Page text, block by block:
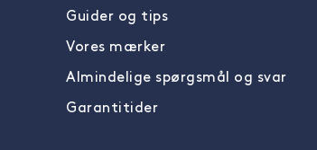
Guider og tips
Vores mærker
Almindelige spørgsmål og svar
Garantitider